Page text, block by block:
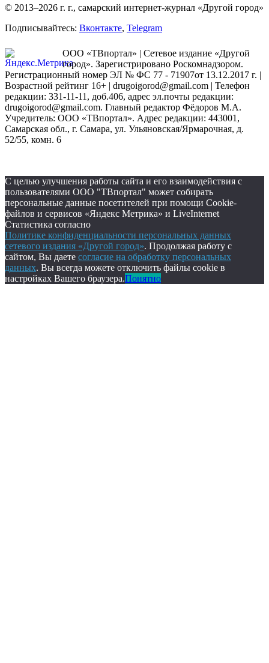
© 2013–2026 г. г., самарский интернет-журнал «Другой город»
Подписывайтесь: Вконтакте, Telegram
ООО «ТВпортал» | Сетевое издание «Другой
город». Зарегистрировано Роскомнадзором.
Регистрационный номер ЭЛ № ФС 77 - 71907от 13.12.2017 г. |
Возрастной рейтинг 16+ | drugoigorod@gmail.com | Телефон
редакции: 331-11-11, доб.406, адрес эл.почты редакции:
drugoigorod@gmail.com. Главный редактор Фёдоров М.А.
Учредитель: ООО «ТВпортал». Адрес редакции: 443001,
Самарская обл., г. Самара, ул. Ульяновская/Ярмарочная, д.
52/55, комн. 6
С целью улучшения работы сайта и его взаимодействия с
пользователями ООО "ТВпортал" может собирать
персональные данные посетителей при помощи Cookie-
файлов и сервисов «Яндекс Метрика» и LiveInternet
Статистика согласно
Политике конфиденциальности персональных данных
сетевого издания «Другой город». Продолжая работу с
сайтом, Вы даете согласие на обработку персональных
данных. Вы всегда можете отключить файлы cookie в
настройках Вашего браузера.Понятно